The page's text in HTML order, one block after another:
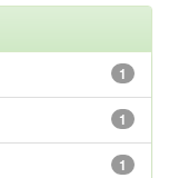
1
1
1